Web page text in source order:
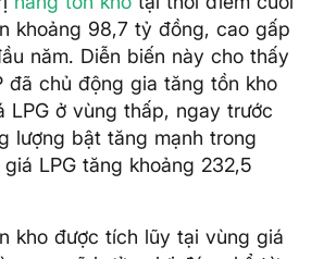
khoảng 98,7 tỷ đồng, cao gấp
năm. Diễn biến này cho thấy
đã chủ động gia tăng tồn kho
LPG ở vùng thấp, ngay trước
lượng bật tăng mạnh trong
LPG tăng khoảng 232,5
kho được tích lũy tại vùng giá